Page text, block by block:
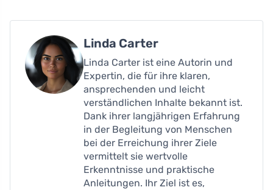
Linda Carter
Linda Carter ist eine Autorin und
Expertin, die für ihre klaren,
ansprechenden und leicht
verständlichen Inhalte bekannt ist.
Dank ihrer langjährigen Erfahrung
in der Begleitung von Menschen
bei der Erreichung ihrer Ziele
vermittelt sie wertvolle
Erkenntnisse und praktische
Anleitungen. Ihr Ziel ist es,